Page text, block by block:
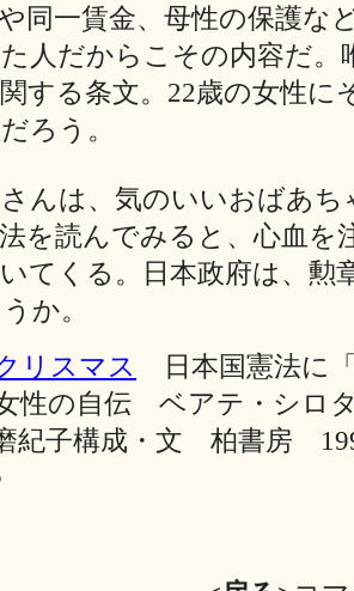
同一賃金、母性の保護な
人だからこその内容だ。
する条文。22歳の女性に
ろう。
んは、気のいいおばあち
を読んでみると、心血を
てくる。日本政府は、勲
か。
リスマス
日本国憲法に
性の自伝 ベアテ・シロ
紀子構成・文 柏書房